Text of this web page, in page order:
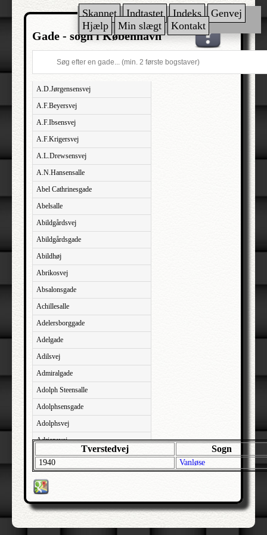
Skannet Indtastet Indeks
Genvej
Hjælp
Min slægt Kontakt
Gade - sogn i København
A.D.Jørgensensvej
A.F.Beyersvej
A.F.Ibsensvej
A.F.Krigersvej
A.L.Drewsensvej
A.N.Hansensalle
Abel Cathrinesgade
Abelsalle
Abildgårdsvej
Abildgårdsgade
Abildhøj
Abrikosvej
Absalonsgade
Achillesalle
Adelersborggade
Adelgade
Adilsvej
Admiralgade
Adolph Steensalle
Adolphsensgade
Adolphsvej
Adriansvej
Aftenbakken
Agavevej
Agerlandsvej
Agermosen
Tverstedvej Sogn
1940 Vanløse